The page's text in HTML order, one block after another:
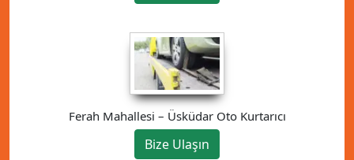
Ferah Mahallesi – Üsküdar Oto Kurtarıcı
Bize Ulaşın